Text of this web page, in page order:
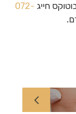
חייג 072-